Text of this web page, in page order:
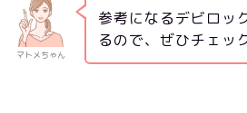
マトメちゃん
参考になるデビロッ
るので、ぜひチェッ